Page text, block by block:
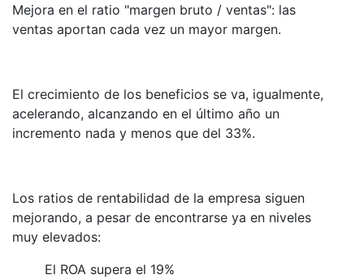
Mejora en el ratio "margen bruto / ventas": las
ventas aportan cada vez un mayor margen.
El crecimiento de los beneficios se va, igualmente,
acelerando, alcanzando en el último año un
incremento nada y menos que del 33%.
Los ratios de rentabilidad de la empresa siguen
mejorando, a pesar de encontrarse ya en niveles
muy elevados:
El ROA supera el 19%